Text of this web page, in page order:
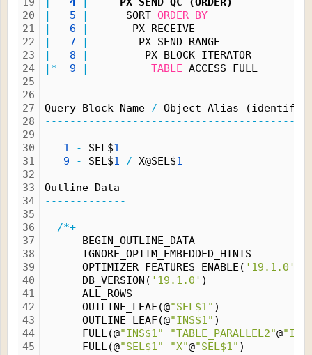
20
21
22
23
24
25
26
27
28
29
30
31
32
33
34
35
36
37
38
39
40
41
42
43
44
45
|
5 | SORT ORDER BY
|
6 | PX RECEIVE
|
7 | PX SEND RANGE
|
8 | PX BLOCK ITERATOR
|*
9 | TABLE ACCESS FULL
Query Block Name / Object Alias
1 - SEL$1
9
- SEL$1 / X@SEL$1
Outline Data
-------------
/*+
BEGIN_OUTLINE_DATA
IGNORE_OPTIM_EMBEDDED_HINTS
OPTIMIZER_FEATURES_ENABLE( '19.1.0'
DB_VERSION( '19.1.0' )
ALL_ROWS
OUTLINE_LEAF(@"SEL$1" )
OUTLINE_LEAF(@"INS$1" )
FULL(@"INS$1" "TABLE_PARALLEL2"@
FULL(@"SEL$1" "X"@"SEL$1" )